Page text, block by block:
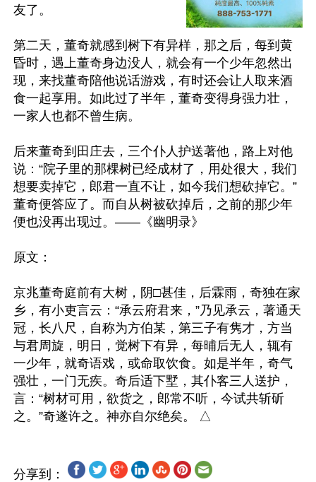
友了。
第二天，董奇就感到树下有异样，那之后，每到黄
昏时，遇上董奇身边没人，就会有一个少年忽然出
现，来找董奇陪他说话游戏，有时还会让人取来酒
食一起享用。如此过了半年，董奇变得身强力壮，
一家人也都不曾生病。
后来董奇到田庄去，三个仆人护送著他，路上对他
说：“院子里的那棵树已经成材了，用处很大，我们
想要卖掉它，郎君一直不让，如今我们想砍掉它。”
董奇便答应了。而自从树被砍掉后，之前的那少年
便也没再出现过。——《幽明录》
原文：
京兆董奇庭前有大树，阴□甚佳，后霖雨，奇独在家
乡，有小吏言云：“承云府君来，”乃见承云，著通天
冠，长八尺，自称为方伯某，第三子有隽才，方当
与君周旋，明日，觉树下有异，每晡后无人，辄有
一少年，就奇语戏，或命取饮食。如是半年，奇气
强壮，一门无疾。奇后适下墅，其仆客三人送护，
言：“树材可用，欲货之，郎常不听，今试共斩斫
分享到：